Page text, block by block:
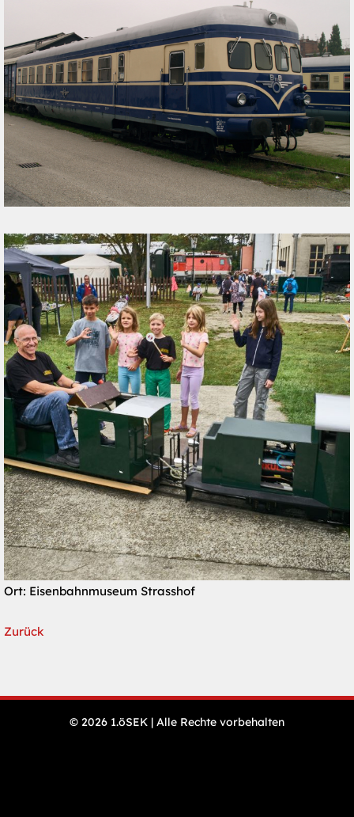
Ort: Eisenbahnmuseum Strasshof
Zurück
© 2026 1.öSEK | Alle Rechte vorbehaltenÖffnungszeiten